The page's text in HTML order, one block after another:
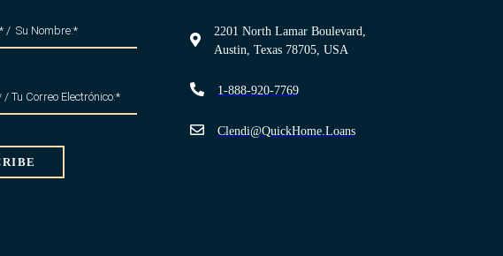
2201 North Lamar Boulevard,
Austin, Texas 78705, USA
1-888-920-7769
Clendi@QuickHome.Loans